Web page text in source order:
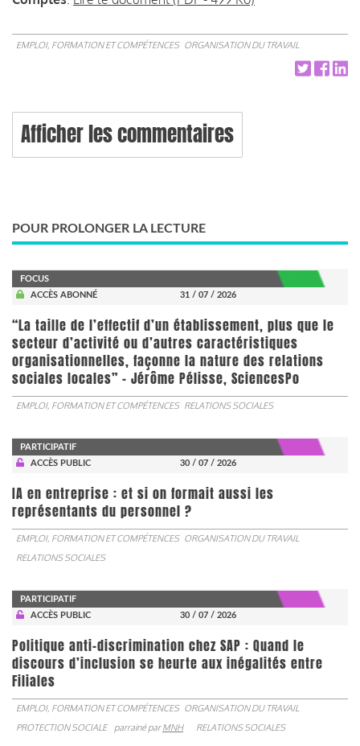
EMPLOI, FORMATION ET COMPÉTENCES ORGANISATION DU TRAVAIL
Afficher les commentaires
POUR PROLONGER LA LECTURE
FOCUS
ACCÈS ABONNÉ
31 / 07 / 2026
“La taille de l’effectif d’un établissement, plus que le
secteur d’activité ou d’autres caractéristiques
organisationnelles, façonne la nature des relations
sociales locales” - Jérôme Pélisse, SciencesPo
EMPLOI, FORMATION ET COMPÉTENCES RELATIONS SOCIALES
PARTICIPATIF
ACCÈS PUBLIC
30 / 07 / 2026
IA en entreprise : et si on formait aussi les
représentants du personnel ?
EMPLOI, FORMATION ET COMPÉTENCES ORGANISATION DU TRAVAIL
RELATIONS SOCIALES
PARTICIPATIF
ACCÈS PUBLIC
30 / 07 / 2026
Politique anti-discrimination chez SAP : Quand le
discours d’inclusion se heurte aux inégalités entre
Filiales
EMPLOI, FORMATION ET COMPÉTENCES ORGANISATION DU TRAVAIL
PROTECTION SOCIALE
parrainé parMNH RELATIONS SOCIALES